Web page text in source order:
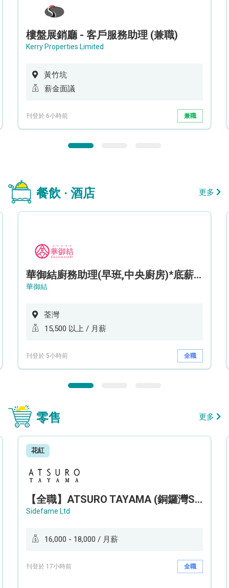
樓盤展銷廳 - 客戶服務助理 (兼職)
Kerry Properties Limited
黃竹坑
薪金面議
刊登於 6小時前 兼職
餐飲 · 酒店 更多
華御結廚務助理(早班,中央廚房)*底薪可達$15.5k* (5天工作週)
華御結
荃灣
15,500 以上 / 月薪
刊登於 5小時前 全職
零售 更多
花紅
【全職】ATSURO TAYAMA (銅鑼灣Sogo分店) 服裝銷售及造型顧問 Sales & Fashion Stylist【永久保證佣金+新人獎金$3,000】
Sidefame Ltd
16,000 - 18,000 / 月薪
刊登於 17小時前 全職